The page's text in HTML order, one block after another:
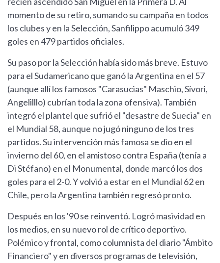
momento de su retiro, sumando su campaña en todos
los clubes y en la Selección, Sanfilippo acumuló 349
goles en 479 partidos oficiales.
Su paso por la Selección había sido más breve. Estuvo
para el Sudamericano que ganó la Argentina en el 57
(aunque allí los famosos "Carasucias" Maschio, Sívori,
Angelilllo) cubrían toda la zona ofensiva). También
integró el plantel que sufrió el "desastre de Suecia" en
el Mundial 58, aunque no jugó ninguno de los tres
partidos. Su intervención más famosa se dio en el
invierno del 60, en el amistoso contra España (tenía a
Di Stéfano) en el Monumental, donde marcó los dos
goles para el 2-0. Y volvió a estar en el Mundial 62 en
Chile, pero la Argentina también regresó pronto.
Después en los '90 se reinventó. Logró masividad en
los medios, en su nuevo rol de crítico deportivo.
Polémico y frontal, como columnista del diario "Ámbito
Financiero" y en diversos programas de televisión,